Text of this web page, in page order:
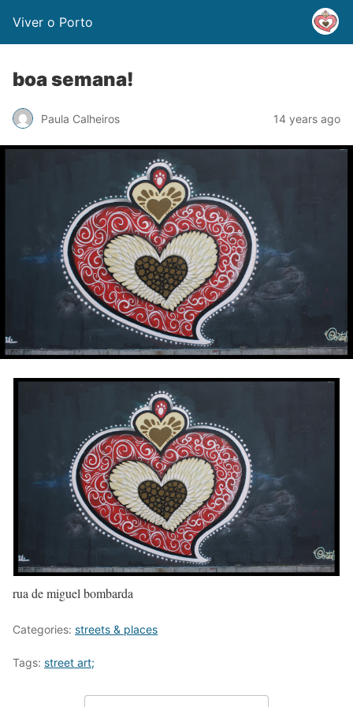
Viver o Porto
boa semana!
Paula Calheiros 14 years ago
rua de miguel bombarda
Categories: streets & places
Tags: street art;